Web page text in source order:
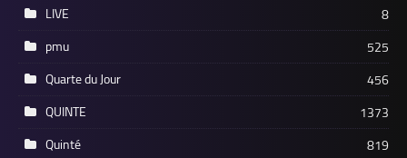
LIVE
8
pmu
525
Quarte du Jour
456
QUINTE
1373
Quinté
819